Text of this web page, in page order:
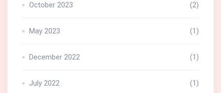
October 2023 (2)
May 2023 (1)
December 2022 (1)
July 2022 (1)